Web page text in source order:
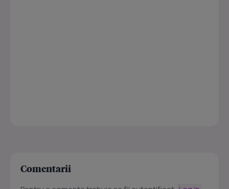
Comentarii